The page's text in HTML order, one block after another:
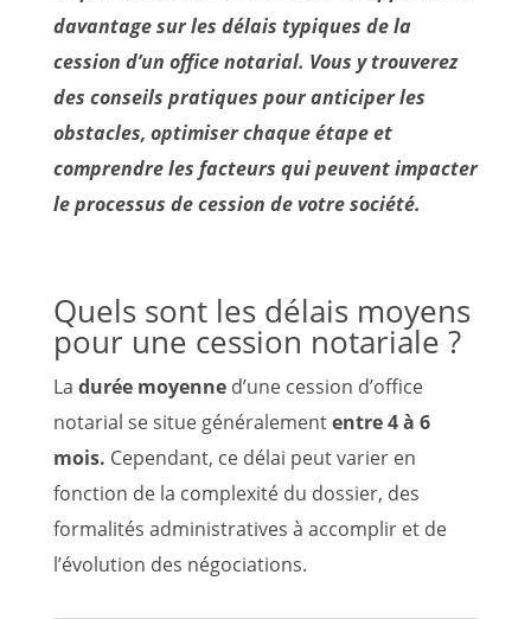
davantage sur les délais typiques de la
cession d’un office notarial. Vous y trouverez
des conseils pratiques pour anticiper les
obstacles, optimiser chaque étape et
comprendre les facteurs qui peuvent impacter
le processus de cession de votre société.
Quels sont les délais moyens
pour une cession notariale ?
La durée moyenned’une cession d’office
notarial se situe généralemententre 4 à 6
mois. Cependant, ce délai peut varier en
fonction de la complexité du dossier, des
formalités administratives à accomplir et de
l’évolution des négociations.